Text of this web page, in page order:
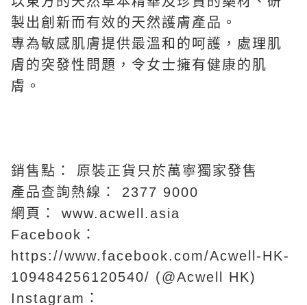
製出創新而有效的天然護膚產品。
專為敏感肌膚提供最溫和的呵護，處理肌
膚的突發性問題，令女士擁有健康的肌
膚。
銷售點： 原裝正貨只於萬寧獨家發售
產品查詢熱線： 2377 9000
網頁： www.acwell.asia
Facebook：
https://www.facebook.com/Acwell-HK-
109484256120540/ (@Acwell HK)
Instagram：